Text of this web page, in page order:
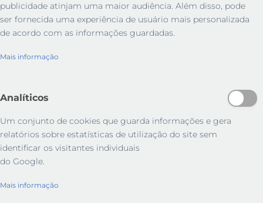
publicidade atinjam uma maior audiência. Além disso, pode
ser fornecida uma experiência de usuário mais personalizada
de acordo com as informações guardadas.
Mais informação
Analíticos
Um conjunto de cookies que guarda informações e gera
relatórios sobre estatísticas de utilização do site sem
identificar os visitantes individuais
do Google.
Mais informação